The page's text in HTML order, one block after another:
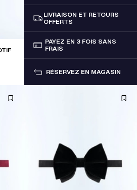
LIVRAISON ET RETOURS
OFFERTS
PAYEZ EN 3 FOIS SANS
FRAIS
RÉSERVEZ EN MAGASIN